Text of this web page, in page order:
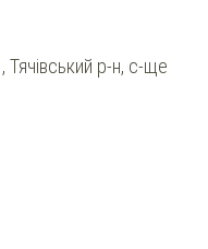
Тячівський р-н, с-ще